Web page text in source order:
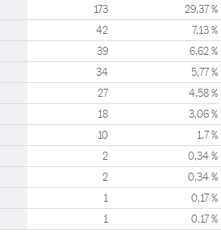
173 29,37 %
42 7,13 %
39 6,62 %
34 5,77 %
27 4,58 %
18 3,06 %
10 1,7 %
2 0,34 %
2 0,34 %
1 0,17 %
1 0,17 %